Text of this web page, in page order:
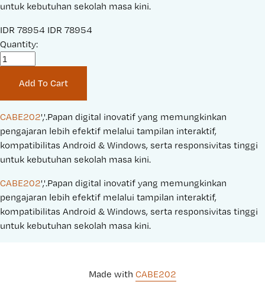
untuk kebutuhan sekolah masa kini.
S
a
r
i
c
e
:
IDR 78954 O
n
a
P
r
c
e
:
IDR 78954
Quantity:
Add To Cart
CABE202','.Papan digital inovatif yang memungkinkan
pengajaran lebih efektif melalui tampilan interaktif,
kompatibilitas Android & Windows, serta responsivitas tinggi
untuk kebutuhan sekolah masa kini.
CABE202','.Papan digital inovatif yang memungkinkan
pengajaran lebih efektif melalui tampilan interaktif,
kompatibilitas Android & Windows, serta responsivitas tinggi
untuk kebutuhan sekolah masa kini.
Made with CABE202